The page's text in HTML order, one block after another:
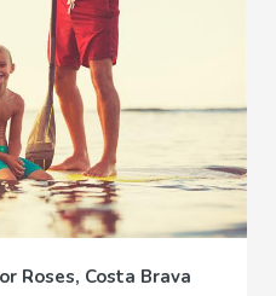
Roses, Costa Brava